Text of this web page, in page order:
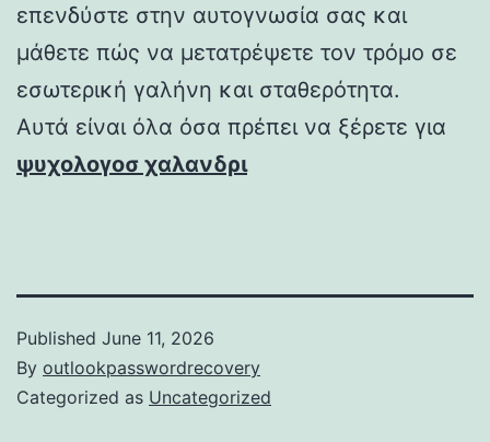
επενδύστε στην αυτογνωσία σας και
μάθετε πώς να μετατρέψετε τον τρόμο σε
εσωτερική γαλήνη και σταθερότητα.
Αυτά είναι όλα όσα πρέπει να ξέρετε για
ψυχολογοσ χαλανδρι
Published June 11, 2026
By outlookpasswordrecovery
Categorized as Uncategorized